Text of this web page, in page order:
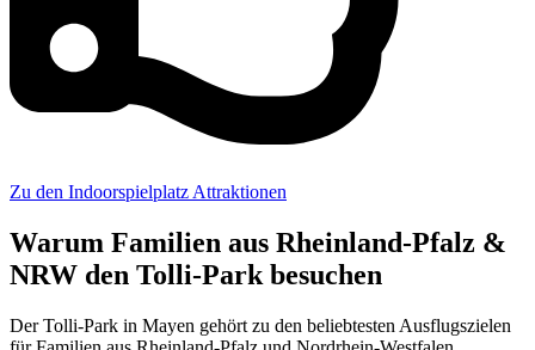
Zu den Indoorspielplatz Attraktionen
Warum Familien aus Rheinland-Pfalz &
NRW den Tolli-Park besuchen
Der Tolli-Park in Mayen gehört zu den beliebtesten Ausflugszielen